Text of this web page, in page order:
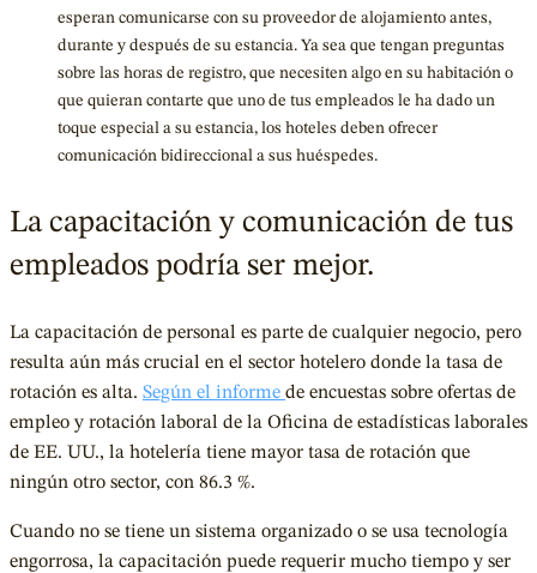
esperan comunicarse con su proveedor de alojamiento antes,
durante y después de su estancia. Ya sea que tengan preguntas
sobre las horas de registro, que necesiten algo en su habitación o
que quieran contarte que uno de tus empleados le ha dado un
toque especial a su estancia, los hoteles deben ofrecer
comunicación bidireccional a sus huéspedes.
La capacitación y comunicación de tus
empleados podría ser mejor.
La capacitación de personal es parte de cualquier negocio, pero
resulta aún más crucial en el sector hotelero donde la tasa de
rotación es alta. Según el informe de encuestas sobre ofertas de
empleo y rotación laboral de la Oficina de estadísticas laborales
de EE. UU., la hotelería tiene mayor tasa de rotación que
ningún otro sector, con 86.3 %.
Cuando no se tiene un sistema organizado o se usa tecnología
engorrosa, la capacitación puede requerir mucho tiempo y ser